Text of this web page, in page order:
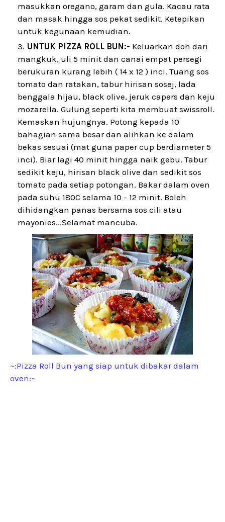
masukkan oregano, garam dan gula. Kacau rata
dan masak hingga sos pekat sedikit. Ketepikan
untuk kegunaan kemudian.
UNTUK PIZZA ROLL BUN:- Keluarkan doh dari
mangkuk, uli 5 minit dan canai empat persegi
berukuran kurang lebih ( 14 x 12 ) inci. Tuang sos
tomato dan ratakan, tabur hirisan sosej, lada
benggala hijau, black olive, jeruk capers dan keju
mozarella. Gulung seperti kita membuat swissroll.
Kemaskan hujungnya. Potong kepada 10
bahagian sama besar dan alihkan ke dalam
bekas sesuai (mat guna paper cup berdiameter 5
inci). Biar lagi 40 minit hingga naik gebu. Tabur
sedikit keju, hirisan black olive dan sedikit sos
tomato pada setiap potongan. Bakar dalam oven
pada suhu 180C selama 10 - 12 minit. Boleh
dihidangkan panas bersama sos cili atau
mayonies...Selamat mancuba.
~:Pizza Roll Bun yang siap untuk dibakar dalam
oven:~